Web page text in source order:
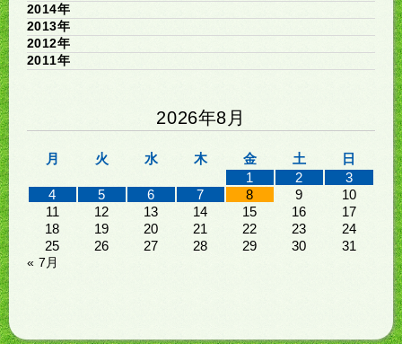
2014年
2013年
2012年
2011年
2026年8月
月 火 水 木 金 土
日
1
2
3
4
5 6 7 8 9
10
11
12 13 14 15 16
17
18
19 20 21 22 23
24
25
26 27 28 29 30 31
« 7月